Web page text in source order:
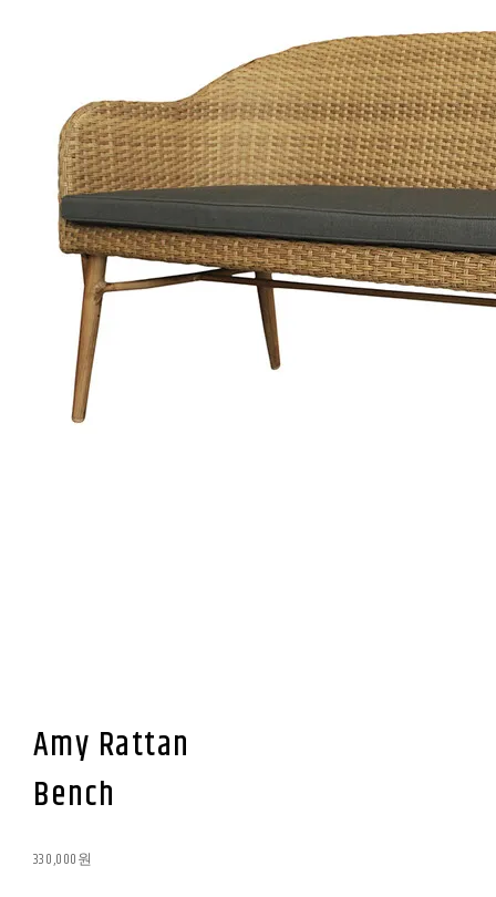
Amy Rattan
Bench
330,000원